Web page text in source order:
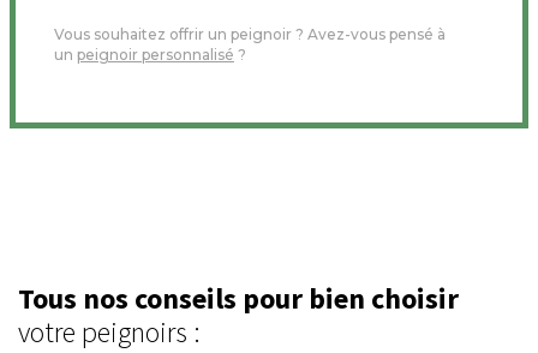
Vous souhaitez offrir un peignoir ? Avez-vous pensé à
un peignoir personnalisé ?
Tous nos conseils pour bien choisir
votre peignoirs :